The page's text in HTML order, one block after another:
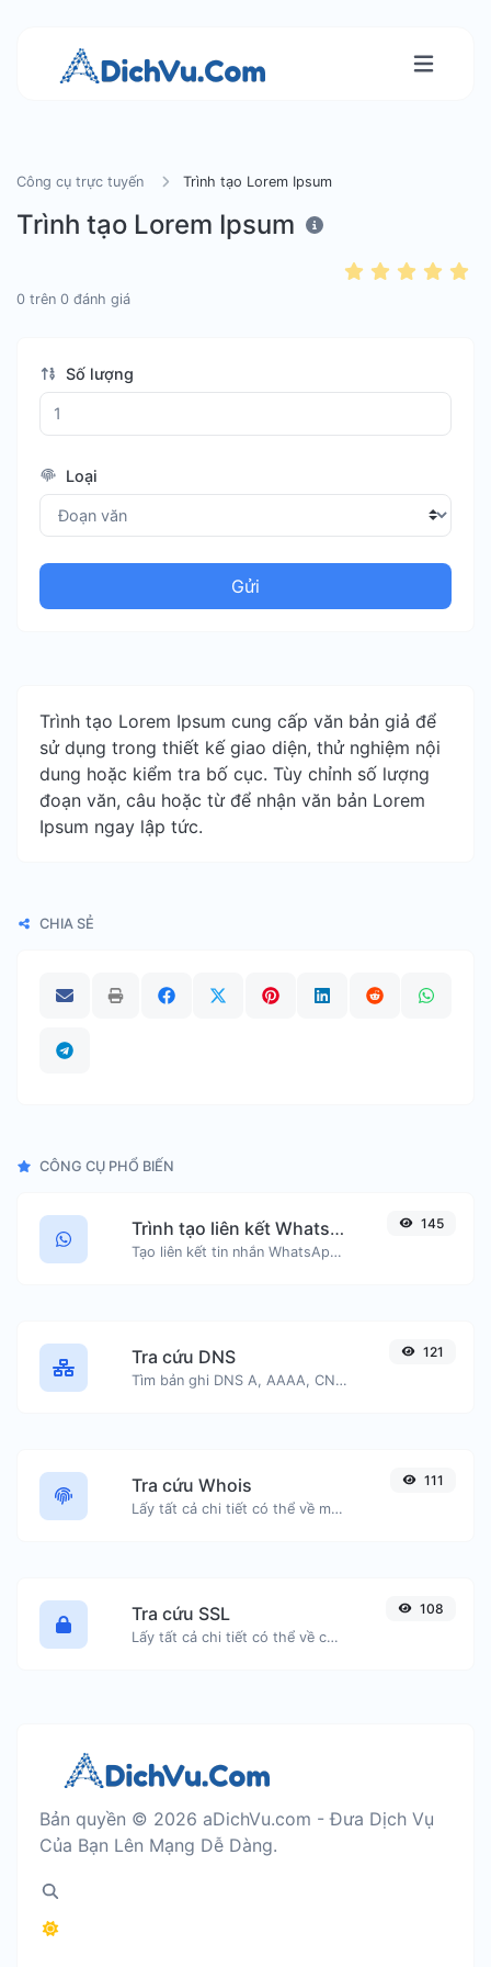
Công cụ trực tuyến Trình tạo Lorem Ipsum
Trình tạo Lorem Ipsum
0 trên 0 đánh giá
Số lượng
Loại
Gửi
Trình tạo Lorem Ipsum cung cấp văn bản giả để
sử dụng trong thiết kế giao diện, thử nghiệm nội
dung hoặc kiểm tra bố cục. Tùy chỉnh số lượng
đoạn văn, câu hoặc từ để nhận văn bản Lorem
Ipsum ngay lập tức.
CHIA SẺ
CÔNG CỤ PHỔ BIẾN
Trình tạo liên kết WhatsApp
Tạo liên kết tin nhắn WhatsApp một cách dễ dàng.
145
Tra cứu DNS
Tìm bản ghi DNS A, AAAA, CNAME, MX, NS, TXT, SOA của một máy chủ.
121
Tra cứu Whois
Lấy tất cả chi tiết có thể về một tên miền.
111
Tra cứu SSL
Lấy tất cả chi tiết có thể về chứng chỉ SSL.
108
Bản quyền © 2026 aDichVu.com - Đưa Dịch Vụ
Của Bạn Lên Mạng Dễ Dàng.